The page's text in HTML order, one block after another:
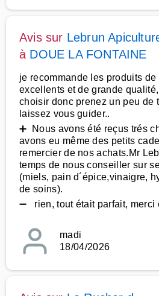
Avis sur Lebrun
à DOUE LA FONTAINE
je recommande les produits
excellents et de grande
choisir donc prenez un peu de
laissez vous guider..
➕ Nous avons été reçus trés
avons eu même des petits
remercier de nos achats.Mr
temps de nous conseiller sur
(miels, pain d´épice,vinaigre,
de soins).
➖ rien, tout était parfait, merci
madi
18/04/2026